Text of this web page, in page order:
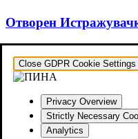
Отворен
Close GDPR Cookie Settings
Privacy Overview
Strictly Necessary
Analytics